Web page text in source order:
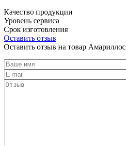
Качество продукции
Уровень сервиса
Срок изготовления
Оставить отзыв
Оставить отзыв на товар Амариллос